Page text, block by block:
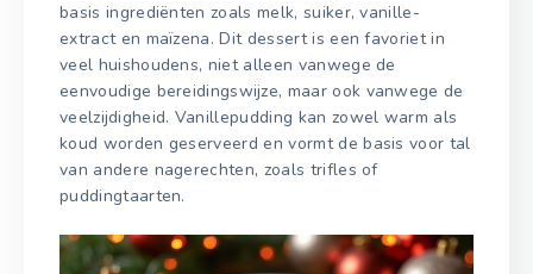
basis ingrediënten zoals melk, suiker, vanille-
extract en maïzena. Dit dessert is een favoriet in
veel huishoudens, niet alleen vanwege de
eenvoudige bereidingswijze, maar ook vanwege de
veelzijdigheid. Vanillepudding kan zowel warm als
koud worden geserveerd en vormt de basis voor tal
van andere nagerechten, zoals trifles of
puddingtaarten.